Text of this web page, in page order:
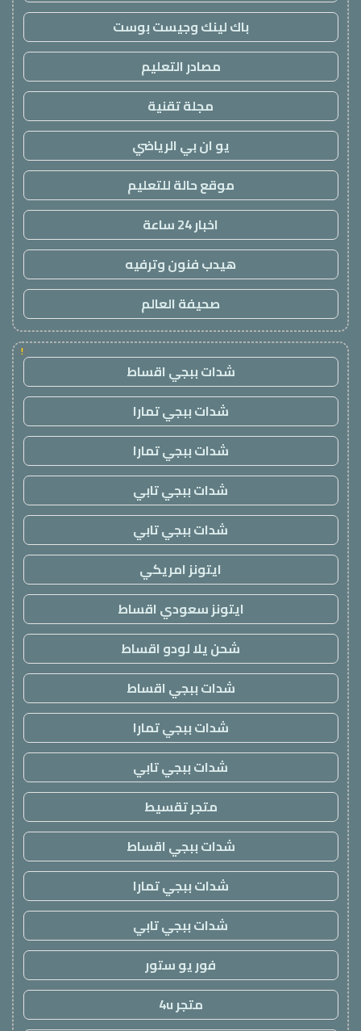
باك لينك وجيست بوست
مصادر التعليم
مجلة تقنية
يو ان بي الرياضي
موقع حالة للتعليم
اخبار 24 ساعة
هيدب فنون وترفيه
صحيفة العالم
!
شدات ببجي اقساط
شدات ببجي تمارا
شدات ببجي تمارا
شدات ببجي تابي
شدات ببجي تابي
ايتونز امريكي
ايتونز سعودي اقساط
شحن يلا لودو اقساط
شدات ببجي اقساط
شدات ببجي تمارا
شدات ببجي تابي
متجر تقسيط
شدات ببجي اقساط
شدات ببجي تمارا
شدات ببجي تابي
فور يو ستور
متجر 4u